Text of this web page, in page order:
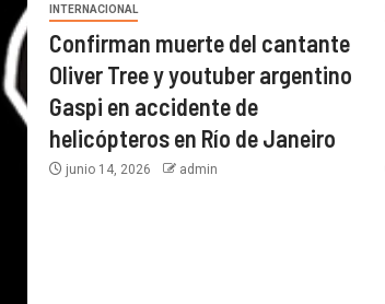
INTERNACIONAL
Confirman muerte del cantante
Oliver Tree y youtuber argentino
Gaspi en accidente de
helicópteros en Río de Janeiro
junio 14, 2026 admin